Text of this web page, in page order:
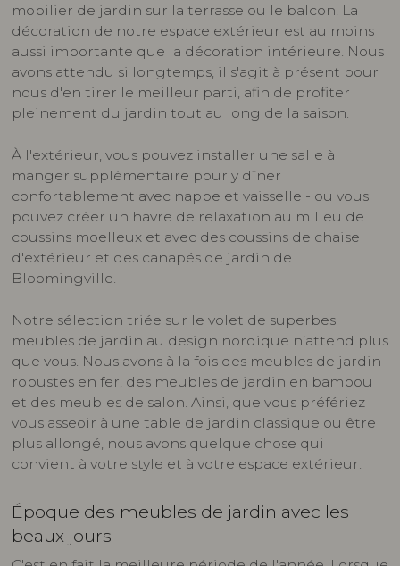
mobilier de jardin sur la terrasse ou le balcon. La
décoration de notre espace extérieur est au moins
aussi importante que la décoration intérieure. Nous
avons attendu si longtemps, il s'agit à présent pour
nous d'en tirer le meilleur parti, afin de profiter
pleinement du jardin tout au long de la saison.
À l'extérieur, vous pouvez installer une salle à
manger supplémentaire pour y dîner
confortablement avec nappe et vaisselle - ou vous
pouvez créer un havre de relaxation au milieu de
coussins moelleux et avec des coussins de chaise
d'extérieur et des canapés de jardin de
Bloomingville.
Notre sélection triée sur le volet de superbes
meubles de jardin au design nordique n’attend plus
que vous. Nous avons à la fois des meubles de jardin
robustes en fer, des meubles de jardin en bambou
et des meubles de salon. Ainsi, que vous préfériez
vous asseoir à une table de jardin classique ou être
plus allongé, nous avons quelque chose qui
convient à votre style et à votre espace extérieur.
Époque des meubles de jardin avec les
beaux jours